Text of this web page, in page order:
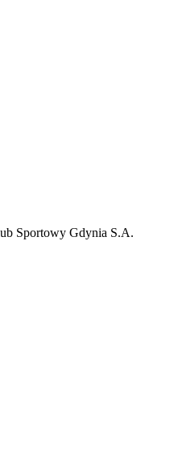
Sportowy Gdynia S.A.